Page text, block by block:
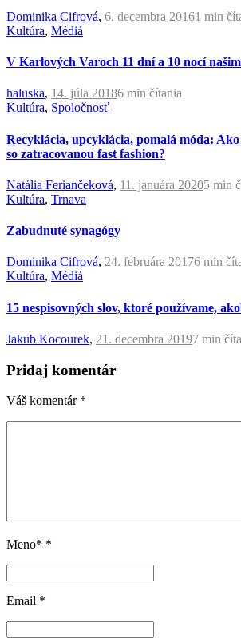
Dominika Cifrová, 6. decembra 20161 min
Kultúra, Médiá
V Karlových Varoch 11 dní a 10 nocí
haluska, 14. júla 20186 min čítania
Kultúra, Spoločnosť
Recyklácia, upcyklácia, pomalá móda:
so zatracovanou fast fashion?
Natália Feriančeková, 11. januára 20205 min
Kultúra, Trnava
Zabudnuté synagógy
Dominika Cifrová, 24. februára 20176 min
Kultúra, Médiá
15 nespisovných slov, ktoré používame,
Jakub Kocourek, 21. decembra 20197 min
Pridaj komentár
Váš komentár *
Meno* *
Email *